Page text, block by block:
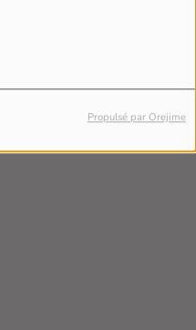
Propulsé par Orejime